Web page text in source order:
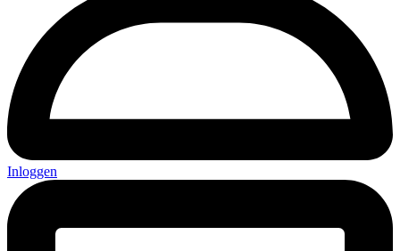
Inloggen